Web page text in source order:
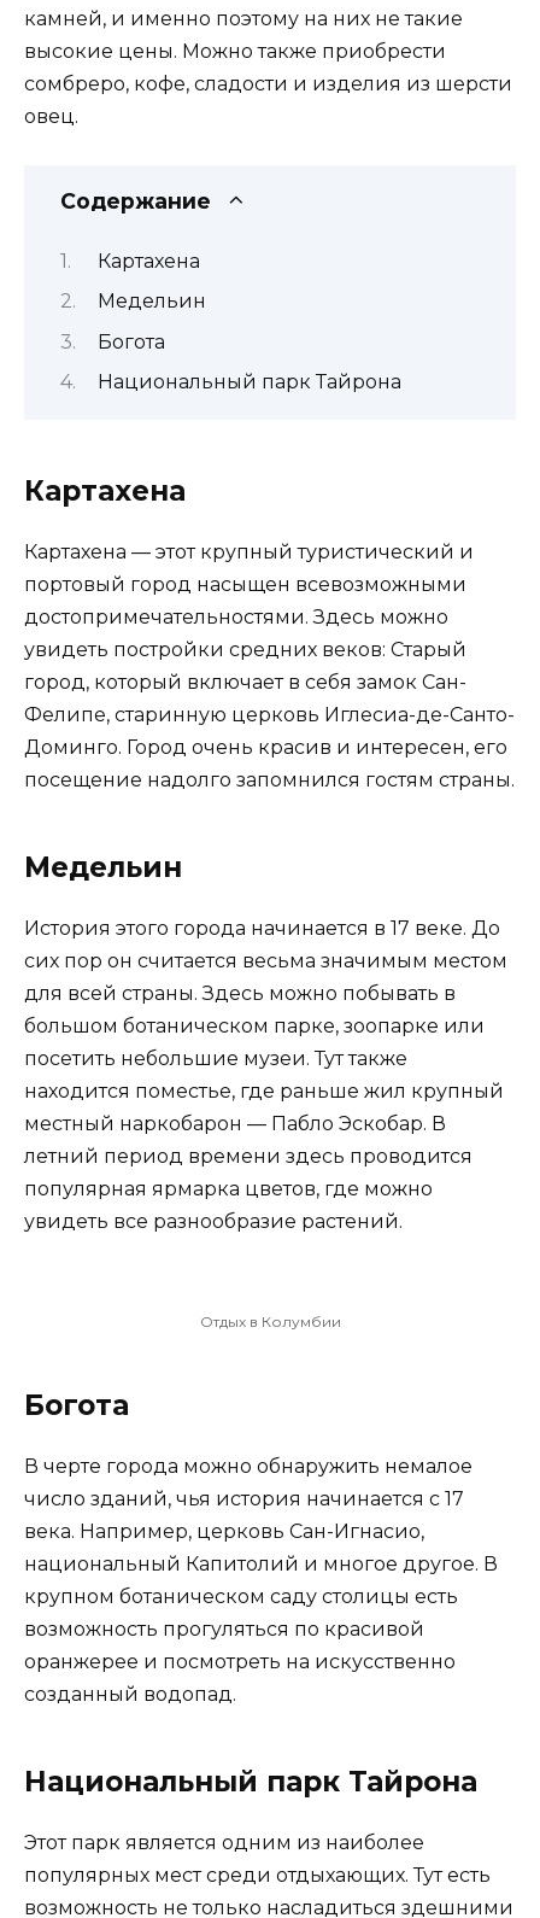
камней, и именно поэтому на них не такие
высокие цены. Можно также приобрести
сомбреро, кофе, сладости и изделия из шерсти
овец.
Содержание
Картахена
Медельин
Богота
Национальный парк Тайрона
Картахена
Картахена — этот крупный туристический и
портовый город насыщен всевозможными
достопримечательностями. Здесь можно
увидеть постройки средних веков: Старый
город, который включает в себя замок Сан-
Фелипе, старинную церковь Иглесиа-де-Санто-
Доминго. Город очень красив и интересен, его
посещение надолго запомнился гостям страны.
Медельин
История этого города начинается в 17 веке. До
сих пор он считается весьма значимым местом
для всей страны. Здесь можно побывать в
большом ботаническом парке, зоопарке или
посетить небольшие музеи. Тут также
находится поместье, где раньше жил крупный
местный наркобарон — Пабло Эскобар. В
летний период времени здесь проводится
популярная ярмарка цветов, где можно
увидеть все разнообразие растений.
Отдых в Колумбии
Богота
В черте города можно обнаружить немалое
число зданий, чья история начинается с 17
века. Например, церковь Сан-Игнасио,
национальный Капитолий и многое другое. В
крупном ботаническом саду столицы есть
возможность прогуляться по красивой
оранжерее и посмотреть на искусственно
созданный водопад.
Национальный парк Тайрона
Этот парк является одним из наиболее
популярных мест среди отдыхающих. Тут есть
возможность не только насладиться здешними